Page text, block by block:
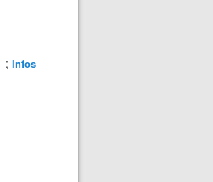
; Infos